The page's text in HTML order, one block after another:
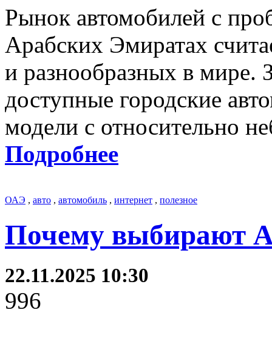
Рынок автомобилей с
Арабских Эмиратах
и разнообразных в мире.
доступные городские
модели с относительно
Подробнее
ОАЭ , авто , автомобиль , интернет , полезное
Почему выбирают
22.11.2025 10:30
996